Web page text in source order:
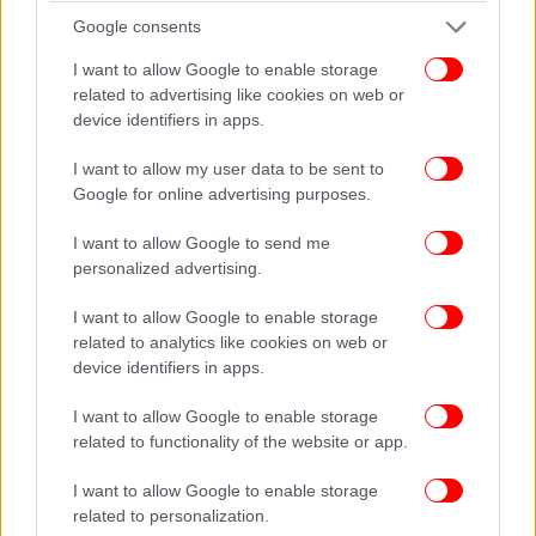
Google consents
I want to allow Google to enable storage
related to advertising like cookies on web or
device identifiers in apps.
I want to allow my user data to be sent to
Google for online advertising purposes.
I want to allow Google to send me
personalized advertising.
I want to allow Google to enable storage
related to analytics like cookies on web or
device identifiers in apps.
I want to allow Google to enable storage
related to functionality of the website or app.
I want to allow Google to enable storage
related to personalization.
Υπενθυμίζεται ότι στην κλήρωση δεν συμμετέχουν
οι πληρωμές για αγορές που έγιναν από ανηλίκους
κάτω των 18 ετών, ακόμα και αν αυτοί έχουν δικό
τους ΑΦΜ, είναι ορφανά, εργάζονται και έχουν δικό
τους εισόδημα.
Μέσα από 13 ερωτήσεις και απαντήσεις
μπορείτε να πάρετε μια εκόνα για το τι θα
γίνει απόψε.